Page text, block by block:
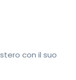
con il suo